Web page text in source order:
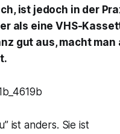
ist jedoch in der
als eine VHS-
gut aus, macht man
ist anders. Sie ist